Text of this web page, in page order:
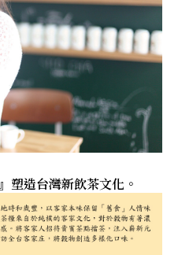
塑造台灣新飲茶文化。